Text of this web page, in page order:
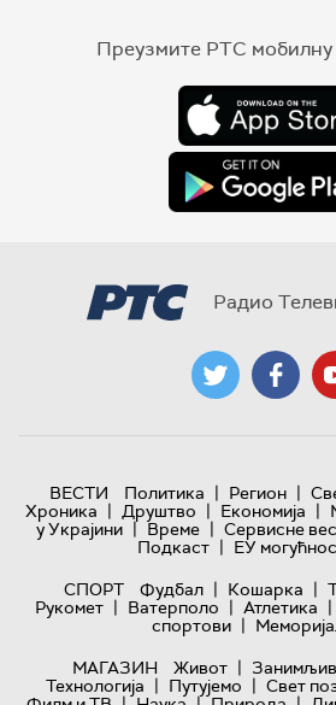
Преузмите РТС мобилну
Радио
ВЕСТИ Политика | Регион |
Хроника | Друштво | Економија |
у Украјини | Време | Сервисне
Подкаст | ЕУ
СПОРТ
Фудбал | Кошарка |
Рукомет | Ватерполо | Атлетика |
спортови |
МАГАЗИН
Живот |
Технологијa | Путујемо | Свет